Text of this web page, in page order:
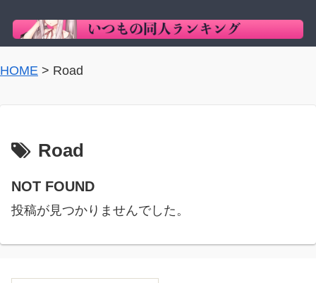
HOME > Road
Road
NOT FOUND
投稿が見つかりませんでした。